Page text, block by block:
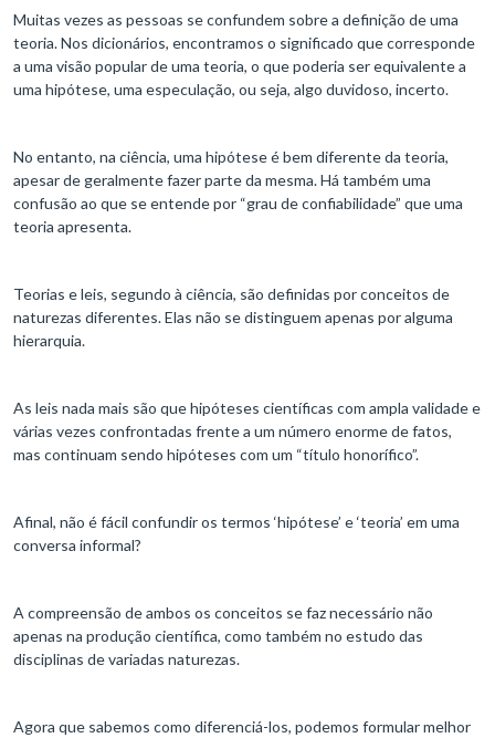
Muitas vezes as pessoas se confundem sobre a definição de uma
teoria. Nos dicionários, encontramos o significado que corresponde
a uma visão popular de uma teoria, o que poderia ser equivalente a
uma hipótese, uma especulação, ou seja, algo duvidoso, incerto.
No entanto, na ciência, uma hipótese é bem diferente da teoria,
apesar de geralmente fazer parte da mesma. Há também uma
confusão ao que se entende por “grau de confiabilidade” que uma
teoria apresenta.
Teorias e leis, segundo à ciência, são definidas por conceitos de
naturezas diferentes. Elas não se distinguem apenas por alguma
hierarquia.
As leis nada mais são que hipóteses científicas com ampla validade e
várias vezes confrontadas frente a um número enorme de fatos,
mas continuam sendo hipóteses com um “título honorífico”.
Afinal, não é fácil confundir os termos ‘hipótese’ e ‘teoria’ em uma
conversa informal?
A compreensão de ambos os conceitos se faz necessário não
apenas na produção científica, como também no estudo das
disciplinas de variadas naturezas.
Agora que sabemos como diferenciá-los, podemos formular melhor